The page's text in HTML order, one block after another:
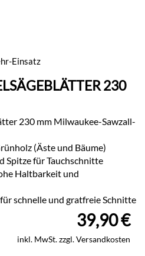
Einsatz
230
230 mm Milwaukee-Sawzall-
(Äste und Bäume)
für Tauchschnitte
Haltbarkeit und
schnelle und gratfreie Schnitte
39,90€
inkl. MwSt. zzgl. Versandkosten